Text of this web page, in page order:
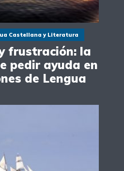
Castellana y Literatura
frustración: la
pedir ayuda en
de Lengua